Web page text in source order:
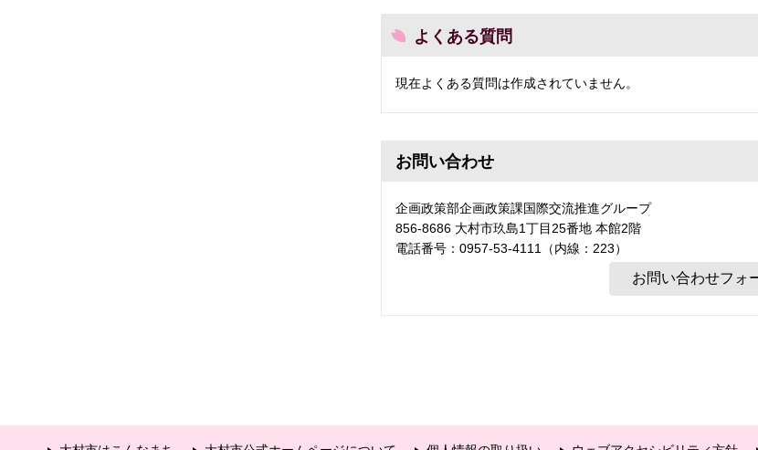
よくある質問
現在よくある質問は作成されていません。
お問い合わせ
企画政策部企画政策課国際交流推進グループ
856-8686 大村市玖島1丁目25番地 本館2階
電話番号：0957-53-4111（内線：223）